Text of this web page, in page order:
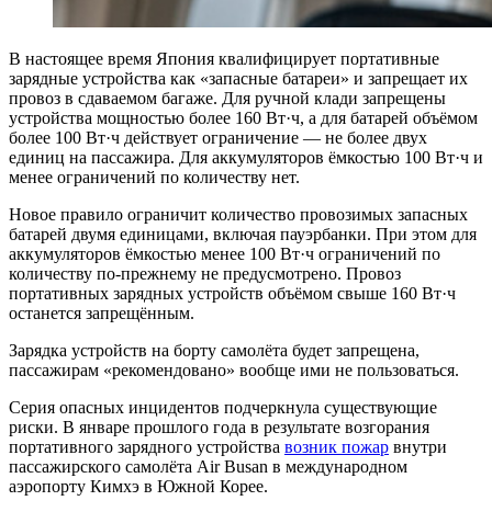
В настоящее время Япония квалифицирует портативные
зарядные устройства как «запасные батареи» и запрещает их
провоз в сдаваемом багаже. Для ручной клади запрещены
устройства мощностью более 160 Вт·ч, а для батарей объёмом
более 100 Вт·ч действует ограничение — не более двух
единиц на пассажира. Для аккумуляторов ёмкостью 100 Вт·ч и
менее ограничений по количеству нет.
Новое правило ограничит количество провозимых запасных
батарей двумя единицами, включая пауэрбанки. При этом для
аккумуляторов ёмкостью менее 100 Вт·ч ограничений по
количеству по-прежнему не предусмотрено. Провоз
портативных зарядных устройств объёмом свыше 160 Вт·ч
останется запрещённым.
Зарядка устройств на борту самолёта будет запрещена,
пассажирам «рекомендовано» вообще ими не пользоваться.
Серия опасных инцидентов подчеркнула существующие
риски. В январе прошлого года в результате возгорания
портативного зарядного устройства возник пожар внутри
пассажирского самолёта Air Busan в международном
аэропорту Кимхэ в Южной Корее.